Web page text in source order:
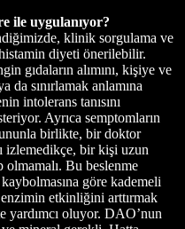
ile uygulanıyor?
klinik sorgulama ve
diyeti önerilebilir.
gıdaların alımını, kişiye ve
da sınırlamak anlamına
intolerans tanısını
Ayrıca semptomların
birlikte, bir doktor
izlemedikçe, bir kişi uzun
Bu beslenme
göre kademeli
etkinliğini arttırmak
yardımcı oluyor. DAO’nun